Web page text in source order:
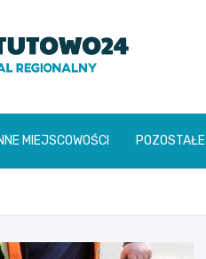
MIEJSCOWOŚCI POZOSTAŁE